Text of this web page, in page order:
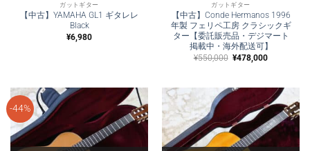
ガットギター
【中古】YAMAHA GL1 ギタレレ
Black
¥6,980
ガットギター
【中古】Conde Hermanos 1996
年製 フェリペ工房 クラシックギ
ター【委託販売品・デジマート
掲載中・海外配送可】
¥550,000 元
は
¥550,000
し
た。
¥478,000現
格
は
¥478,000
で
す。
-44%